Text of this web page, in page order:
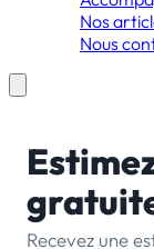
Nos
Nous
Recevez une